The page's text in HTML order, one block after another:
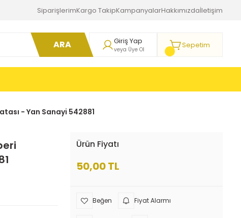
SiparişlerimKargo TakipKampanyalarHakkımızdaİletişim
ARA Giriş Yap
veya Üye Ol Sepetim
- Yan Sanayi 542881
Ürün Fiyatı
50,00 TL
Fiyat Alarmı